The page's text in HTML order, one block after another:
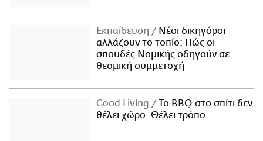
Εκπαίδευση
Νέοι δικηγόροι
αλλάζουν το τοπίο: Πώς οι
σπουδές Νομικής οδηγούν σε
θεσμική συμμετοχή
Good Living
Το BBQ στο σπίτι δεν
θέλει χώρο. Θέλει τρόπο.